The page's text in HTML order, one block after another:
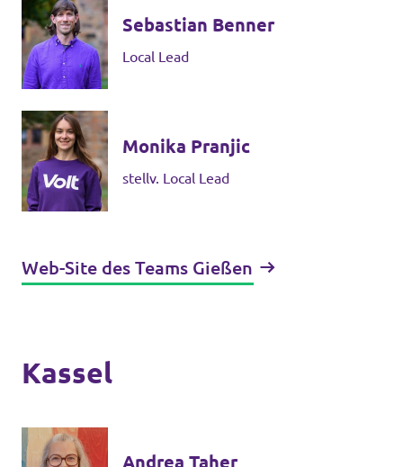
Sebastian Benner
Local Lead
Monika Pranjic
stellv. Local Lead
Web-Site des Teams Gießen
Kassel
Andrea Taher